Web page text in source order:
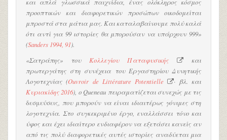
προοπτικών και διαφορετικών προσώπων οικοδομείται
μπροστά στα μάτια μας. Και καταλαβαίνουμε πολύ καλά
ότι αντί για 99 ιστορίες θα μπορούσαν να υπάρχουν 999»
(Sanders 1994, 91).
«Σατράπης» του Κολλεγίου Παταφυσικής
και
πρωτεργάτης στη συνέχεια του Εργαστηρίου Δυνητικής
Λογοτεχνίας (Ouvroir de Littérature Potentielle
· βλ. και
Κυριακίδης 2016), ο Queneau πειραματίζεται συνεχώς με τις
δεσμεύσεις , που μπορούν να είναι ιδιαιτέρως γόνιμες στη
λογοτεχνία. Στο συγκεκριμένο έργο, εναλλάσσει τόνο και
ύφος και έχει ιδιαίτερο ενδιαφέρον να εξετάσει κανείς αν
από τις πολύ διαφορετικές αυτές ιστορίες αναδύεται μια